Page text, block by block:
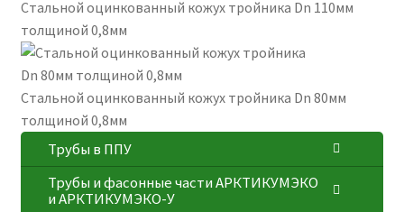
Стальной оцинкованный кожух тройника Dn 110мм
толщиной 0,8мм
Стальной оцинкованный кожух тройника Dn 80мм
толщиной 0,8мм
Трубы в ППУ
Трубы и фасонные части АРКТИКУМЭКО
и АРКТИКУМЭКО-У